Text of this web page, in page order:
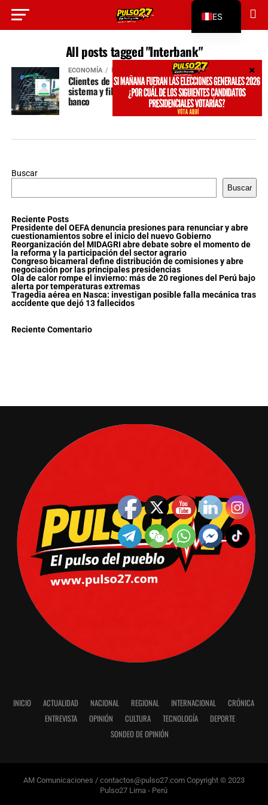
All posts tagged "Interbank"
ECONOMÍA hace 2 años
Clientes de Interbank podrán denunciar caída de
sistema y filtración de datos pese a disculpas del
banco
Buscar
Buscar
Reciente Posts
Presidente del OEFA denuncia presiones para renunciar y abre
cuestionamientos sobre el inicio del nuevo Gobierno
Reorganización del MIDAGRI abre debate sobre el momento de
la reforma y la participación del sector agrario
Congreso bicameral define distribución de comisiones y abre
negociación por las principales presidencias
Ola de calor rompe el invierno: más de 20 regiones del Perú bajo
alerta por temperaturas extremas
Tragedia aérea en Nasca: investigan posible falla mecánica tras
accidente que dejó 13 fallecidos
Reciente Comentario
INICIO ACTUALIDAD NACIONAL REGIONAL INTERNACIONAL
CRÓNICA
ENTREVISTA
OPINIÓN CULTURA TECNOLOGÍA
DEPORTE
SONDEO DE OPINIÓN
AM Comunicaciones / contactos@pulso27.com Copyright © 2023
Pulso27 Lima - Perú
ES
EN